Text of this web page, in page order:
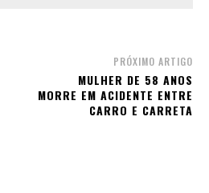
PRÓXIMO ARTIGO
MULHER DE 58 ANOS
MORRE EM ACIDENTE ENTRE
CARRO E CARRETA